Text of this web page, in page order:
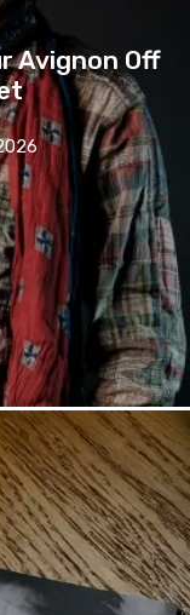
Avignon Off